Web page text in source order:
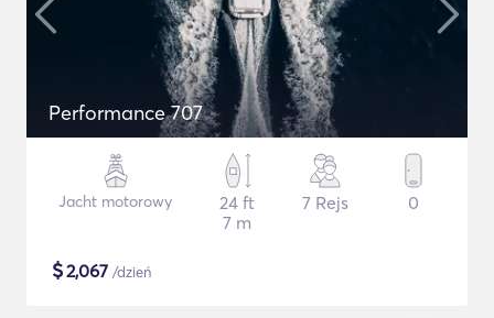
Performance 707
Jacht motorowy
24 ft
7 m
7 Rejs 0
$2,067 /dzień